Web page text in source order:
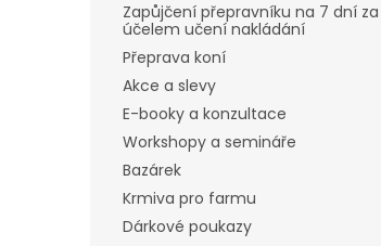
Zapůjčení přepravníku na 7 dní za
účelem učení nakládání
Přeprava koní
Akce a slevy
E-booky a konzultace
Workshopy a semináře
Bazárek
Krmiva pro farmu
Dárkové poukazy